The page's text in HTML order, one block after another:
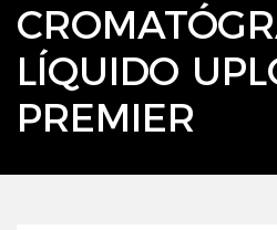
LÍQUIDO
PREMIER